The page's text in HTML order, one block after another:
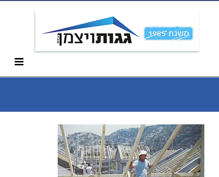
Skip
content